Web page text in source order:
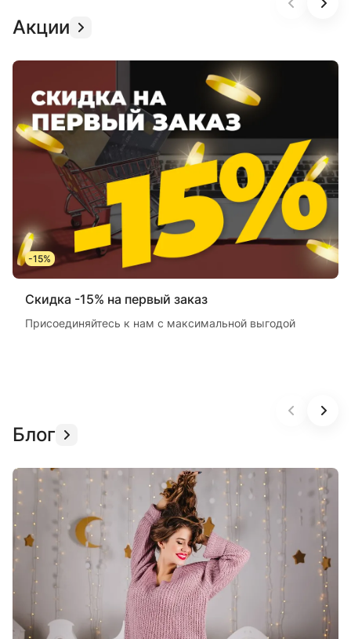
Акции
-15%
Скидка -15% на первый заказ
Присоединяйтесь к нам с максимальной выгодой
Блог